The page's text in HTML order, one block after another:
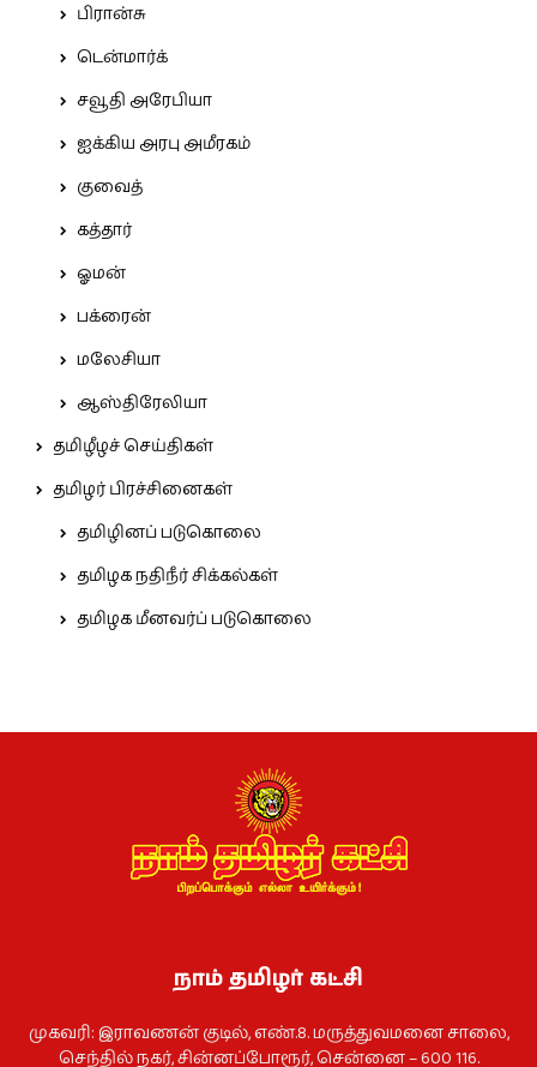
பிரான்சு
டென்மார்க்
சவூதி அரேபியா
ஐக்கிய அரபு அமீரகம்
குவைத்
கத்தார்
ஓமன்
பக்ரைன்
மலேசியா
ஆஸ்திரேலியா
தமிழீழச் செய்திகள்
தமிழர் பிரச்சினைகள்
தமிழினப் படுகொலை
தமிழக நதிநீர் சிக்கல்கள்
தமிழக மீனவர்ப் படுகொலை
நாம் தமிழர் கட்சி
முகவரி: இராவணன் குடில், எண்.8. மருத்துவமனை சாலை,
செந்தில் நகர், சின்னப்போரூர், சென்னை – 600 116.